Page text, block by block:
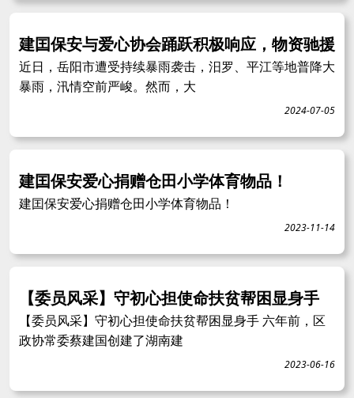
建囯保安与爱心协会踊跃积极响应，物资驰援
近日，岳阳市遭受持续暴雨袭击，汨罗、平江等地普降大
暴雨，汛情空前严峻。然而，大
2024-07-05
建囯保安爱心捐赠仓田小学体育物品！
建囯保安爱心捐赠仓田小学体育物品！
2023-11-14
【委员风采】守初心担使命扶贫帮困显身手
【委员风采】守初心担使命扶贫帮困显身手 六年前，区
政协常委蔡建国创建了湖南建
2023-06-16